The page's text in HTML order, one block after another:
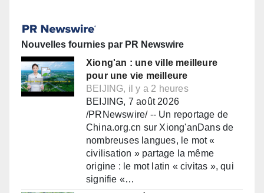
Nouvelles fournies par PR Newswire
Xiong'an : une ville meilleure
pour une vie meilleure
BEIJING, il y a 2 heures
BEIJING, 7 août 2026
/PRNewswire/ -- Un reportage de
China.org.cn sur Xiong'anDans de
nombreuses langues, le mot «
civilisation » partage la même
origine : le mot latin « civitas », qui
signifie «…